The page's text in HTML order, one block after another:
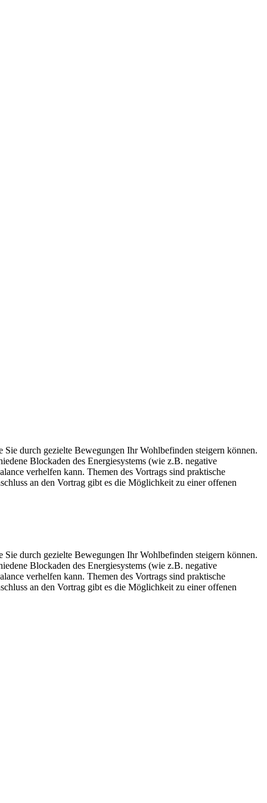
durch gezielte Bewegungen Ihr Wohlbefinden steigern können.
Blockaden des Energiesystems (wie z.B. negative
verhelfen kann. Themen des Vortrags sind praktische
an den Vortrag gibt es die Möglichkeit zu einer offenen
durch gezielte Bewegungen Ihr Wohlbefinden steigern können.
Blockaden des Energiesystems (wie z.B. negative
verhelfen kann. Themen des Vortrags sind praktische
an den Vortrag gibt es die Möglichkeit zu einer offenen